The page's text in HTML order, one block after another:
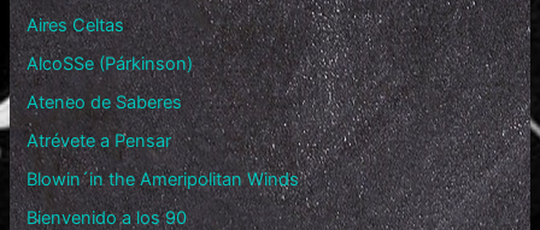
Aires Celtas
AlcoSSe (Párkinson)
Ateneo de Saberes
Atrévete a Pensar
Blowin´in the Ameripolitan Winds
Bienvenido a los 90